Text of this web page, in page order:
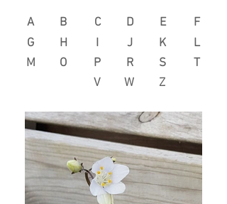
A
G
M
B
H
O
C D
E
I
J
K
P
R
S
V
W Z
F
L
T